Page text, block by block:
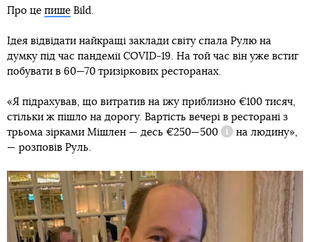
Про це пише Bild.
Ідея відвідати найкращі заклади світу спала Рулю на
думку під час пандемії COVID-19. На той час він уже встиг
побувати в 60—70 тризіркових ресторанах.
«Я підрахував, що витратив на їжу приблизно €100 тисяч,
стільки ж пішло на дорогу. Вартість вечері в ресторані з
трьома зірками Мішлен — десь €250—500
Довідка
на людину»,
— розповів Руль.